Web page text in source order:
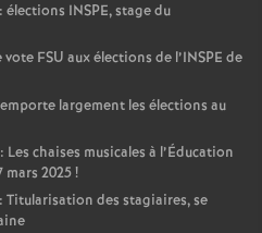
élections INSPE, stage du
vote FSU aux élections de l’INSPE de
largement les élections au
chaises musicales à l’Éducation
mars 2025!
Titularisation des stagiaires, se